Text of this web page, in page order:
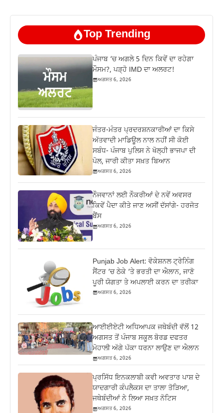
Top Trending
ਪੰਜਾਬ ‘ਚ ਅਗਲੇ 5 ਦਿਨ ਕਿਵੇਂ ਦਾ ਰਹੇਗਾ
ਮੌਸਮ?, ਪੜ੍ਹੋ IMD ਦਾ ਅਲਰਟ!
ਅਗਸਤ 6, 2026
ਜੰਤਰ-ਮੰਤਰ ਪ੍ਰਦਰਸ਼ਨਕਾਰੀਆਂ ਦਾ ਕਿਸੇ
ਅੱਤਵਾਦੀ ਮਾਡਿਊਲ ਨਾਲ ਨਹੀਂ ਸੀ ਕੋਈ
ਸਬੰਧ- ਪੰਜਾਬ ਪੁਲਿਸ ਨੇ ਖੋਲ੍ਹੀ ਭਾਜਪਾ ਦੀ
ਪੋਲ, ਜਾਰੀ ਕੀਤਾ ਸਖ਼ਤ ਬਿਆਨ
ਅਗਸਤ 6, 2026
ਨੌਜਵਾਨਾਂ ਲਈ ਨੌਕਰੀਆਂ ਦੇ ਨਵੇਂ ਅਵਸਰ
ਕਿਵੇਂ ਪੈਦਾ ਕੀਤੇ ਜਾਣ ਅਸੀਂ ਦੱਸਾਂਗੇ- ਹਰਜੋਤ
ਬੈਂਸ
ਅਗਸਤ 6, 2026
Punjab Job Alert: ਵੋਕੇਸ਼ਨਲ ਟ੍ਰੇਨਿੰਗ
ਸੈਂਟਰ ‘ਚ ਠੇਕੇ ‘ਤੇ ਭਰਤੀ ਦਾ ਐਲਾਨ, ਜਾਣੋ
ਪੂਰੀ ਯੋਗਤਾ ਤੇ ਅਪਲਾਈ ਕਰਨ ਦਾ ਤਰੀਕਾ
ਅਗਸਤ 6, 2026
ਆਈਈਏਟੀ ਅਧਿਆਪਕ ਜਥੇਬੰਦੀ ਵੱਲੋਂ 12
ਅਗਸਤ ਤੋਂ ਪੰਜਾਬ ਸਕੂਲ ਬੋਰਡ ਦਫਤਰ
ਮੋਹਾਲੀ ਅੱਗੇ ਪੱਕਾ ਧਰਨਾ ਲਾਉਣ ਦਾ ਐਲਾਨ
ਅਗਸਤ 6, 2026
ਪ੍ਰਸਿੱਧ ਇਨਕਲਾਬੀ ਕਵੀ ਅਵਤਾਰ ਪਾਸ਼ ਦੇ
ਯਾਦਗਾਰੀ ਕੰਪਲੈਕਸ ਦਾ ਤਾਲਾ ਤੋੜਿਆ,
ਜਥੇਬੰਦੀਆਂ ਨੇ ਲਿਆ ਸਖ਼ਤ ਨੋਟਿਸ
ਅਗਸਤ 6, 2026